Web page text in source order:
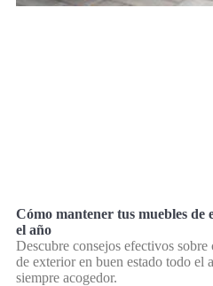
Cómo mantener tus muebles de
el año
Descubre consejos efectivos
de exterior en buen estado todo el
siempre acogedor.